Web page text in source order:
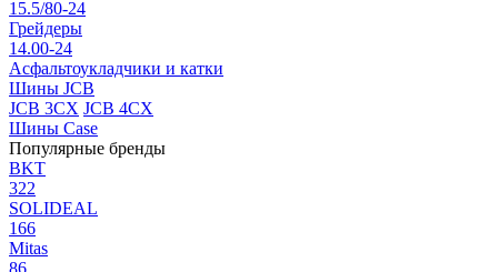
15.5/80-24
Грейдеры
14.00-24
Асфальтоукладчики и катки
Шины JCB
JCB 3CX JCB 4CX
Шины Case
Популярные бренды
BKT
322
SOLIDEAL
166
Mitas
86